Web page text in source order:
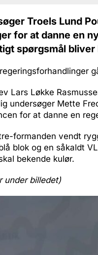
Troels Lund
for at danne en
spørgsmål bliver
Lars Løkke
undersøger Mette
for at danne en
formanden vendt
blok og en såkaldt
bekende kulør.
billedet)